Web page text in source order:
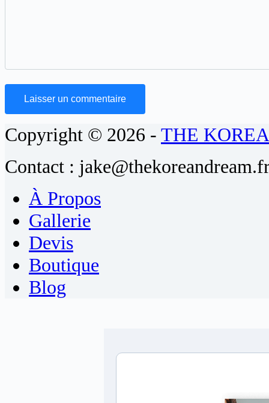
Laisser un commentaire
Copyright © 2026 - THE
Contact :
À Propos
Gallerie
Devis
Boutique
Blog